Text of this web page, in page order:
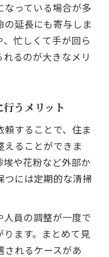
なっている場合が多
の延長にも寄与しま
忙しくて手が回ら
るのが大きなメリ
うメリット
することで、住ま
えることができま
や花粉など外部か
つには定期的な清掃
人員の調整が一度で
ます。まとめて見
れるケースがあ